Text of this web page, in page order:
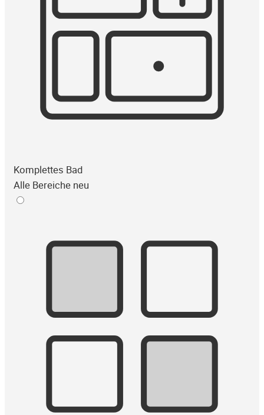
Komplettes Bad
Alle Bereiche neu